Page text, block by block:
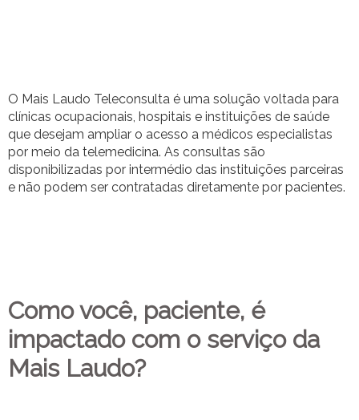
O Mais Laudo Teleconsulta é uma solução voltada para
clínicas ocupacionais, hospitais e instituições de saúde
que desejam ampliar o acesso a médicos especialistas
por meio da telemedicina. As consultas são
disponibilizadas por intermédio das instituições parceiras
e não podem ser contratadas diretamente por pacientes.
Como você, paciente, é
impactado com o serviço da
Mais Laudo?